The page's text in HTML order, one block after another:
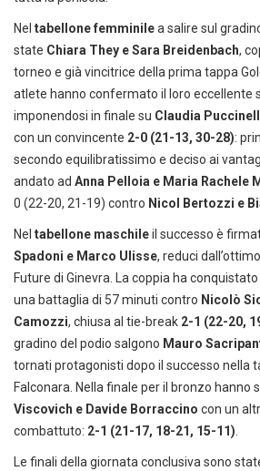
Nel tabellone femminilea salire sul
state Chiara They e Sara Breidenbach,
torneo e già vincitrice della prima tappa
atlete hanno confermato il loro eccellente
imponendosi in finale su Claudia
con un convincente 2-0 (21-13, 30-28):
secondo equilibratissimo e deciso ai
andato ad Anna Pelloia e Maria Rachele
0 (22-20, 21-19) contro Nicol Bertozzi e
Nel tabellone maschileil successo è
Spadoni e Marco Ulisse, reduci
Future di Ginevra. La coppia ha
una battaglia di 57 minuti contro Nicolò
Camozzi, chiusa al tie-break 2-1 (22-20,
gradino del podio salgono Mauro
tornati protagonisti dopo il successo nella
Falconara. Nella finale per il bronzo hanno
Viscovich e Davide Borraccino con un
combattuto: 2-1 (21-17, 18-21, 15-11).
Le finali della giornata conclusiva sono